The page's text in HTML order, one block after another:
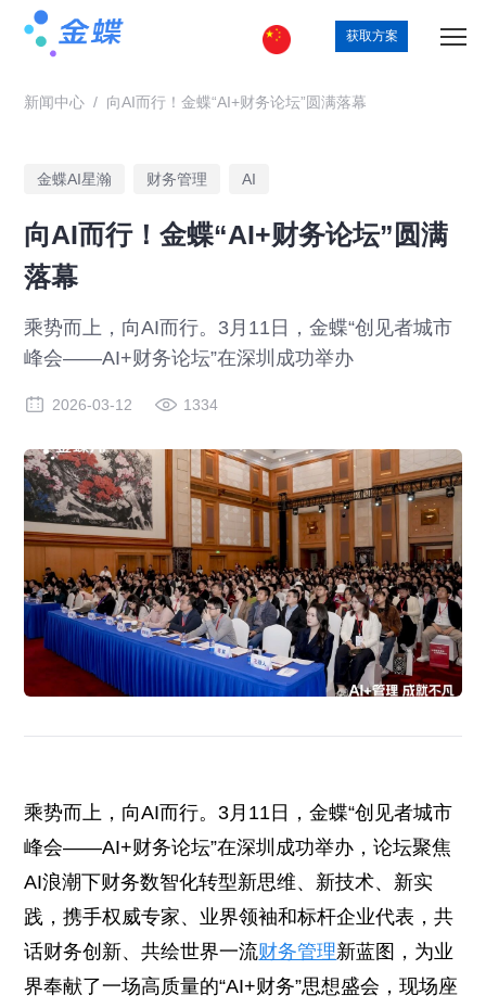
获取方案
新闻中心 / 向AI而行！金蝶“AI+财务论坛”圆满落幕
金蝶AI星瀚 财务管理 AI
向AI而行！金蝶“AI+财务论坛”圆满
落幕
乘势而上，向AI而行。3月11日，金蝶“创见者城市
峰会——AI+财务论坛”在深圳成功举办
2026-03-12 1334
乘势而上，向AI而行。3月11日，金蝶“创见者城市
峰会——AI+财务论坛”在深圳成功举办，论坛聚焦
AI浪潮下财务数智化转型新思维、新技术、新实
践，携手权威专家、业界领袖和标杆企业代表，共
话财务创新、共绘世界一流财务管理新蓝图，为业
界奉献了一场高质量的“AI+财务”思想盛会，现场座